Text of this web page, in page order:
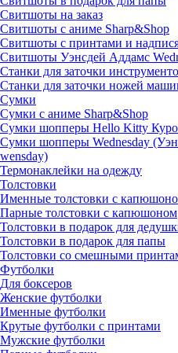
Свитшоты на заказ
Свитшоты с аниме Sharp&Shop
Свитшоты с принтами и
Свитшоты Уэнсдей Аддамс
Станки для заточки
Станки для заточки ножей
Сумки
Сумки с аниме Sharp&Shop
Сумки шопперы Hello Kitty
Сумки шопперы Wednesday
wensday)
Термонаклейки на одежду
Толстовки
Именные толстовки с
Парные толстовки с капюшоном
Толстовки в подарок для
Толстовки в подарок для папы
Толстовки со смешными
Футболки
Для боксеров
Женские футболки
Именные футболки
Крутые футболки с принтами
Мужские футболки